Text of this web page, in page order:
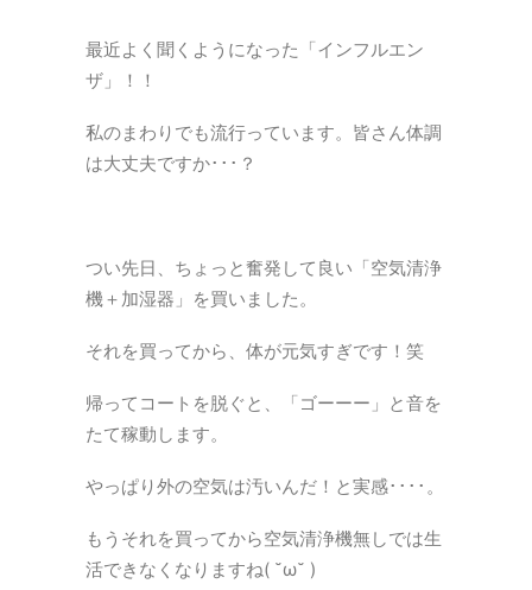
最近よく聞くようになった「インフルエン
ザ」！！
私のまわりでも流行っています。皆さん体調
は大丈夫ですか･･･？
つい先日、ちょっと奮発して良い「空気清浄
機＋加湿器」を買いました。
それを買ってから、体が元気すぎです！笑
帰ってコートを脱ぐと、「ゴーーー」と音を
たて稼動します。
やっぱり外の空気は汚いんだ！と実感････。
もうそれを買ってから空気清浄機無しでは生
活できなくなりますね( ˘ω˘ )